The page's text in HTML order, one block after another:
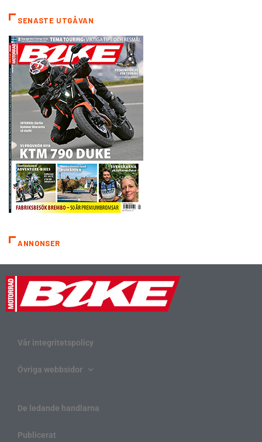
SENASTE UTGÅVAN
ANNONSER
Vår integritetspolicy
Övriga webbsidor
De ledande handlarna
Publicerat